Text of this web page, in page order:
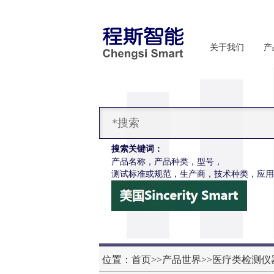
关于我们
搜索关键词：
产品名称，产品种类，型号，
测试标准或规范，生产商，技术种类，应
CSI-Z653注射针针尖穿刺力和阻力试验机
位置： 首页>>产品世界>>医疗类检测仪